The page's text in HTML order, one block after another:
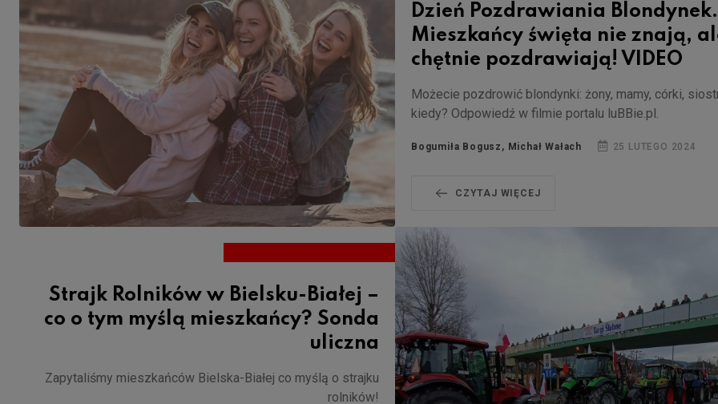
Dzień Pozdrawiania Blondynek.
Mieszkańcy święta nie znają,
chętnie pozdrawiają! VIDEO
Możecie pozdrowić blondynki: żony, mamy, córki,
kiedy? Odpowiedź w filmie portalu luBBie.pl.
Bogumiła Bogusz, Michał Wałach 25 LUTEGO 2024
CZYTAJ WIĘCEJ
Strajk Rolników w Bielsku-Białej –
co o tym myślą mieszkańcy? Sonda
uliczna
Zapytaliśmy mieszkańców Bielska-Białej co myślą o strajku
rolników!